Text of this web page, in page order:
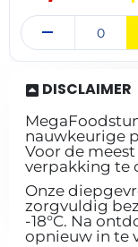
DISCLAIMER
nauwkeurige
Voor de
verpakking te
Onze
zorgvuldig
-18°C. Na
opnieuw in te